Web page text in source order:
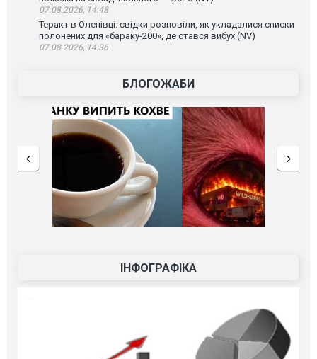
07.08.2026, 14:48
Теракт в Оленівці: свідки розповіли, як укладалися списки
полонених для «бараку-200», де стався вибух (NV)
07.08.2026, 14:36
БЛОГОЖАБИ
ІНФОГРАФІКА